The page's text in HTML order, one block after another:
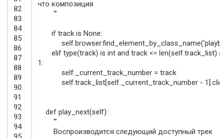
82
83
84
85
86
87
88
89
90
91
92
93
94
что композиция
'''
if track is None:
selfbrowser.find_element_by_class_name(
elif type(track) is int and track <= len(selftrack_list)
1:
self
_current_track_number = track
selftrack_list[self _current_track_number - 1]
def play_next(self):
'''
Воспроизводится следующий доступный трек